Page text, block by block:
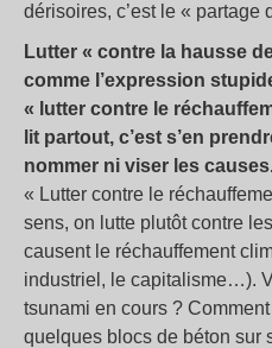
dérisoires, c’est le « partage
Lutter « contre la hausse
comme l’expression
« lutter contre le
lit partout, c’est s’en
nommer ni viser les
« Lutter contre le
sens, on lutte plutôt contre
causent le réchauffement
industriel, le capitalisme…).
tsunami en cours ? Comment
quelques blocs de béton sur